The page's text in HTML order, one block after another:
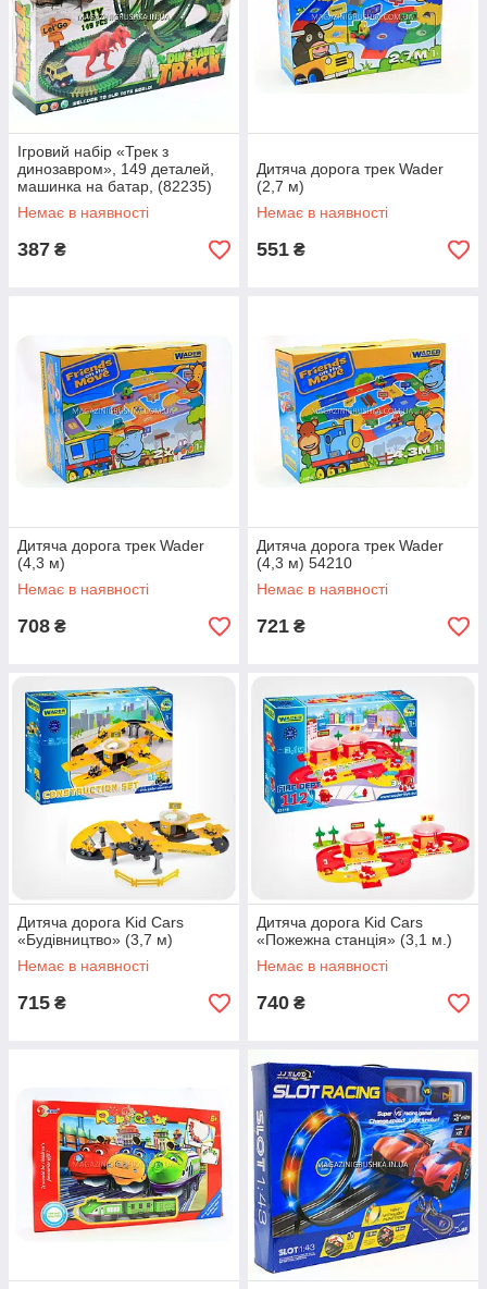
Ігровий набір «Трек з
динозавром», 149 деталей,
машинка на батар, (82235)
Немає в наявності
387 ₴
Дитяча дорога трек Wader
(2,7 м)
Немає в наявності
551 ₴
Дитяча дорога трек Wader
(4,3 м)
Немає в наявності
708 ₴
Дитяча дорога трек Wader
(4,3 м) 54210
Немає в наявності
721 ₴
Дитяча дорога Kid Cars
«Будівництво» (3,7 м)
Немає в наявності
715 ₴
Дитяча дорога Kid Cars
«Пожежна станція» (3,1 м.)
Немає в наявності
740 ₴